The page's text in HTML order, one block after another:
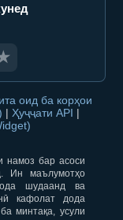
оид ба корҳои
| Ҳуҷҷати API |
намоз бар асоси
Ин маълумотҳо
шудаанд ва
кафолат дода
минтақа, усули